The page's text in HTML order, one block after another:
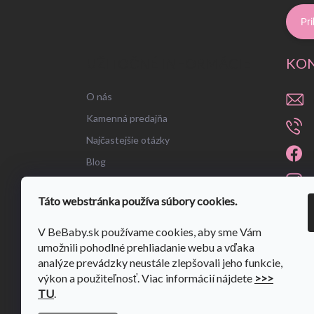
Táto webstránka používa súbory cookies.
V BeBaby.sk používame cookies, aby sme Vám
umožnili pohodlné prehliadanie webu a vďaka
analýze prevádzky neustále zlepšovali jeho funkcie,
výkon a použiteľnosť. Viac informácií nájdete >>>
TU.
O nás
Kamenná predajňa
Najčastejšie otázky
Blog